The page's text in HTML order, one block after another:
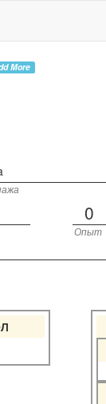
More
0
Опыт